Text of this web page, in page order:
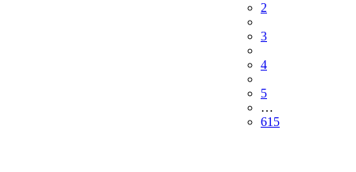
2
3
4
5
…
615